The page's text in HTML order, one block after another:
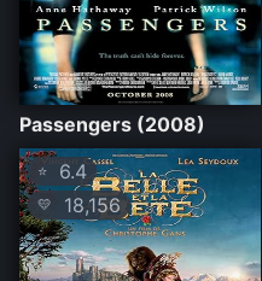
Passengers (2008)
⭐ 6.4
💛 18,156